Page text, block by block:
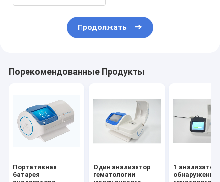
Продолжать
Порекомендованные Продукты
Портативная
батарея
Один анализатор
гематологии
1 анализатор
обнаружения